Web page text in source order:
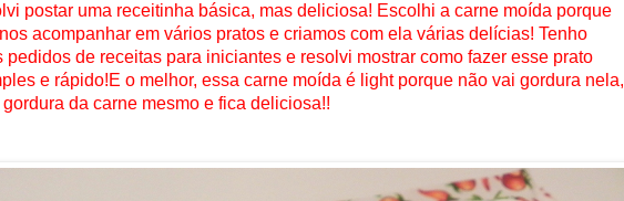
postar uma receitinha básica, mas deliciosa! Escolhi a carne moída porque
acompanhar em vários pratos e criamos com ela várias delícias! Tenho
pedidos de receitas para iniciantes e resolvi mostrar como fazer esse prato
e rápido!E o melhor, essa carne moída é light porque não vai gordura nela,
da carne mesmo e fica deliciosa!!